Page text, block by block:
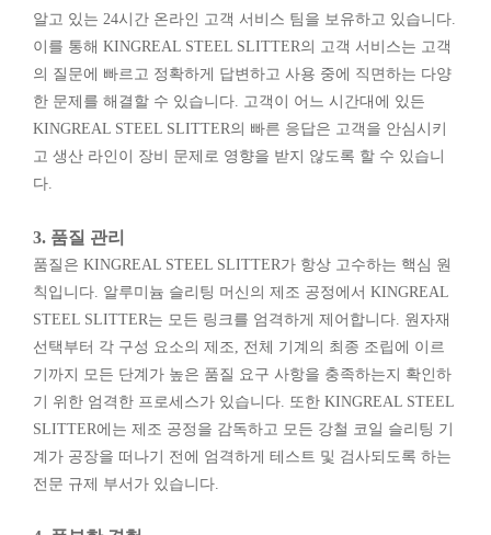
알고 있는 24시간 온라인 고객 서비스 팀을 보유하고 있습니다.
이를 통해 KINGREAL STEEL SLITTER의 고객 서비스는 고객
의 질문에 빠르고 정확하게 답변하고 사용 중에 직면하는 다양
한 문제를 해결할 수 있습니다. 고객이 어느 시간대에 있든
KINGREAL STEEL SLITTER의 빠른 응답은 고객을 안심시키
고 생산 라인이 장비 문제로 영향을 받지 않도록 할 수 있습니
다.
3. 품질 관리
품질은 KINGREAL STEEL SLITTER가 항상 고수하는 핵심 원
칙입니다. 알루미늄 슬리팅 머신의 제조 공정에서 KINGREAL
STEEL SLITTER는 모든 링크를 엄격하게 제어합니다. 원자재
선택부터 각 구성 요소의 제조, 전체 기계의 최종 조립에 이르
기까지 모든 단계가 높은 품질 요구 사항을 충족하는지 확인하
기 위한 엄격한 프로세스가 있습니다. 또한 KINGREAL STEEL
SLITTER에는 제조 공정을 감독하고 모든 강철 코일 슬리팅 기
계가 공장을 떠나기 전에 엄격하게 테스트 및 검사되도록 하는
전문 규제 부서가 있습니다.